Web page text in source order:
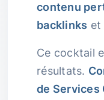
contenu
backlinks et
Ce cocktail
résultats.
de Services